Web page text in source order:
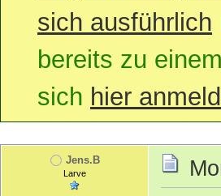
sich ausführlich
bereits zu
sich hier
Jens.B
Larve